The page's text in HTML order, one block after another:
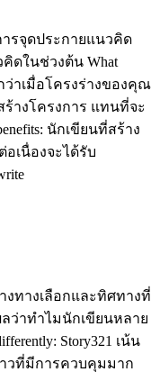
การจุดประกายแนวคิด
ดในช่วงต้น What
กว่าเมื่อโครงร่างของคุณ
างโครงการ แทนที่จะ
นักเขียนที่สร้าง
อเนื่องจะได้รับ
างทางเลือกและทิศทางที่
ลว่าทำไมนักเขียนหลาย
Story321 เน้น
วที่มีการควบคุมมาก